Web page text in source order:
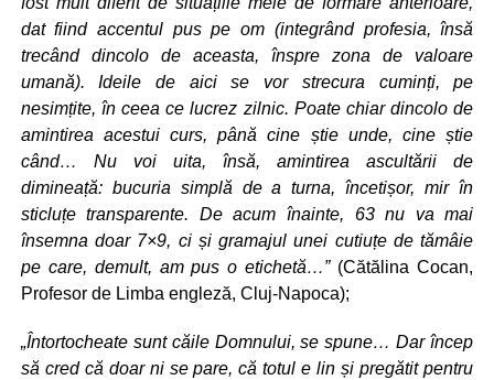
dat fiind accentul pus pe om (integrând profesia, însă
trecând dincolo de aceasta, înspre zona de valoare
umană). Ideile de aici se vor strecura cuminți, pe
nesimțite, în ceea ce lucrez zilnic. Poate chiar dincolo de
amintirea acestui curs, până cine știe unde, cine știe
când… Nu voi uita, însă, amintirea ascultării de
dimineață: bucuria simplă de a turna, încetișor, mir în
sticluțe transparente. De acum înainte, 63 nu va mai
însemna doar 7×9, ci și gramajul unei cutiuțe de tămâie
pe care, demult, am pus o etichetă…”(Cătălina Cocan,
Profesor de Limba engleză, Cluj-Napoca);
„Întortocheate sunt căile Domnului, se spune… Dar încep
să cred că doar ni se pare, că totul e lin și pregătit pentru